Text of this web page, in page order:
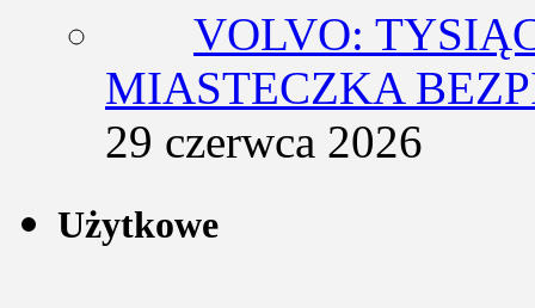
VOLVO:
MIASTECZKA
29 czerwca 2026
Użytkowe